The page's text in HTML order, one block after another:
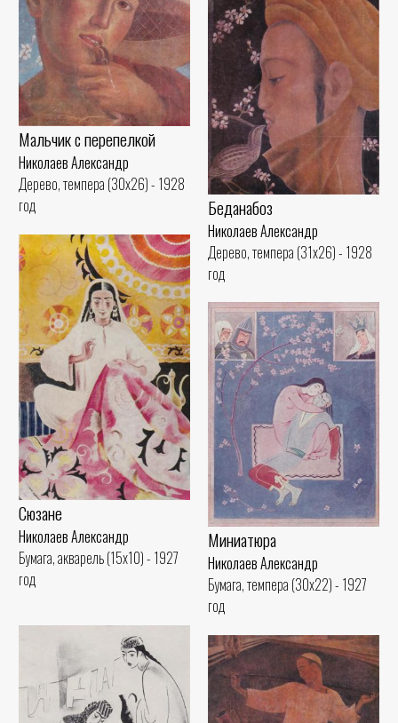
Мальчик с перепелкой
Николаев Александр
Дерево, темпера (30x26) - 1928
год
Беданабоз
Николаев Александр
Дерево, темпера (31x26) - 1928
год
Сюзане
Николаев Александр
Бумага, акварель (15x10) - 1927
год
Миниатюра
Николаев Александр
Бумага, темпера (30x22) - 1927
год